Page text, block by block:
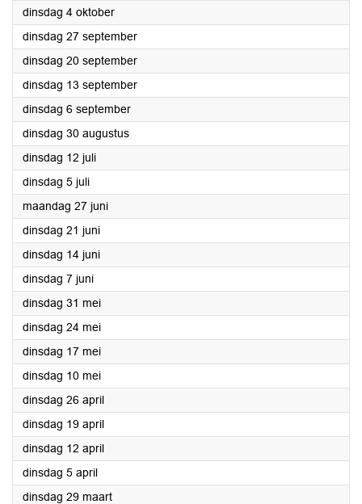
dinsdag 4 oktober2022
dinsdag 27 september2022
dinsdag 20 september2022
dinsdag 13 september2022
dinsdag 6 september2022
dinsdag 30 augustus2022
dinsdag 12 juli2022
dinsdag 5 juli2022
maandag 27 juni2022
dinsdag 21 juni2022
dinsdag 14 juni2022
dinsdag 7 juni2022
dinsdag 31 mei2022
dinsdag 24 mei2022
dinsdag 17 mei2022
dinsdag 10 mei2022
dinsdag 26 april2022
dinsdag 19 april2022
dinsdag 12 april2022
dinsdag 5 april2022
dinsdag 29 maart2022